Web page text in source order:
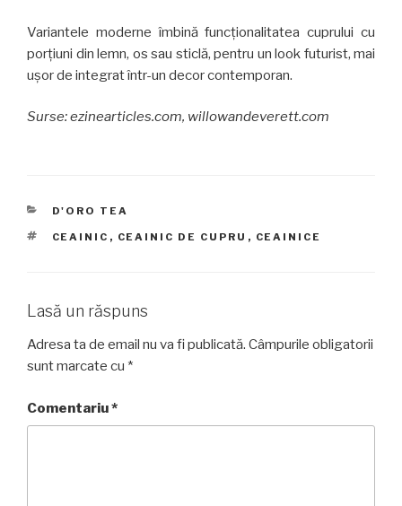
Variantele moderne îmbină funcționalitatea cuprului cu
porțiuni din lemn, os sau sticlă, pentru un look futurist, mai
ușor de integrat într-un decor contemporan.
Surse: ezinearticles.com, willowandeverett.com
CATEGORII
D'ORO TEA
ETICHETE
CEAINIC , CEAINIC DE CUPRU , CEAINICE
Lasă un răspuns
Adresa ta de email nu va fi publicată. Câmpurile obligatorii
sunt marcate cu *
Comentariu*